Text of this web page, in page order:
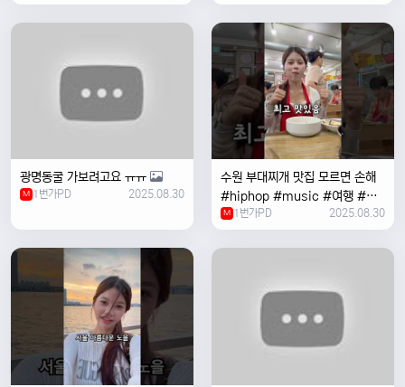
여행 #한국
광명동굴 가보려고요 ㅠㅠ
M 1번가PD 2025.08.30
수원 부대찌개 맛집 모르면 손해
#hiphop #music #여행 #맛
집 #수원 #한국여행 #베트남여
자 #혼자여행
M 1번가PD 2025.08.30